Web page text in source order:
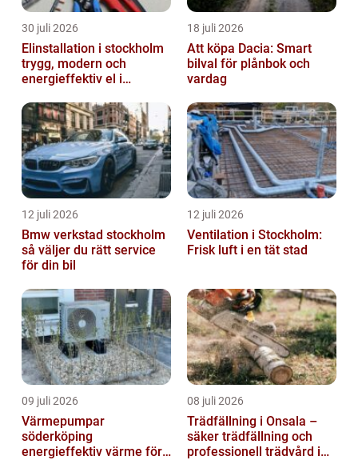
30 juli 2026
Elinstallation i stockholm
trygg, modern och
energieffektiv el i
18 juli 2026
Att köpa Dacia: Smart
bilval för plånbok och
vardag
12 juli 2026
Bmw verkstad stockholm
så väljer du rätt service
för din bil
12 juli 2026
Ventilation i Stockholm:
Frisk luft i en tät stad
09 juli 2026
Värmepumpar
söderköping
energieffektiv värme för
08 juli 2026
Trädfällning i Onsala –
säker trädfällning och
professionell trädvård i